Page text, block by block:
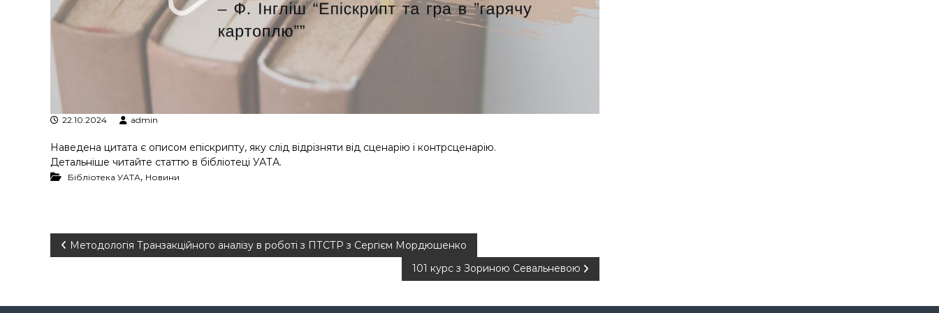
22.10.2024 admin
Наведена цитата є описом епіскрипту, яку слід відрізняти від сценарію і контрсценарію.
Детальніше читайте статтю в бібліотеці УАТА.
Бібліотека УАТА, Новини
Н Методологія Транзакційного аналізу в роботі з ПТСТР з Сергієм Мордюшенко
101 курс з Зориною Севальневою